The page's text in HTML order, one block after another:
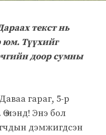
текст нь
юм. Түүхийг
доор сумны
гараг, 5-р
мэнд! Энэ бол
дэмжигдсэн